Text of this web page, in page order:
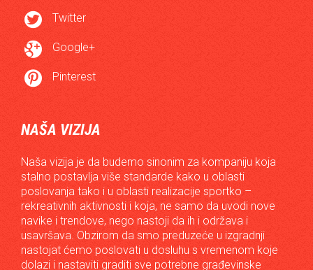
 Twitter
 Google+
 Pinterest
NAŠA VIZIJA
Naša vizija je da budemo sinonim za kompaniju koja
stalno postavlja više standarde kako u oblasti
poslovanja tako i u oblasti realizacije sportko –
rekreativnih aktivnosti i koja, ne samo da uvodi nove
navike i trendove, nego nastoji da ih i održava i
usavršava. Obzirom da smo preduzeće u izgradnji
nastojat ćemo poslovati u dosluhu s vremenom koje
dolazi i nastaviti graditi sve potrebne građevinske